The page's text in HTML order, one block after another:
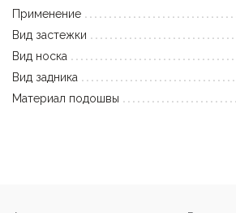
Применение
Вид застежки
Вид носка
Вид задника
Материал подошвы